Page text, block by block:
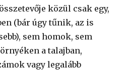
közül csak egy,
(bár úgy tűnik, az is
sem homok, sem
a talajban,
vagy legalább